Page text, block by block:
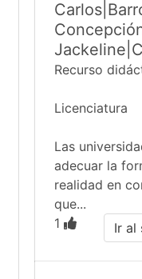
Recurso
Licenciatura
Las
adecuar la
realidad en
que...
1
Ir al